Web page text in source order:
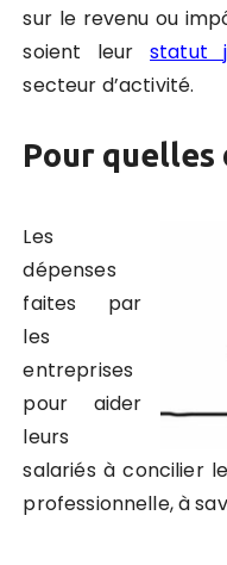
sur le revenu ou
soient leurstatut
secteur d’activité.
Pour quelles
Les
dépenses
faites par
les
entreprises
pour aider
leurs
salariés à concilier
professionnelle, à